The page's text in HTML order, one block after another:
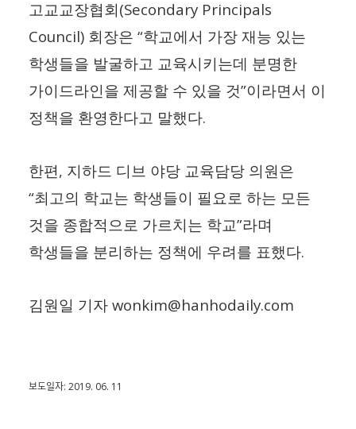
고교교장협회 (Secondary Principals
Council) 회장은 “학교에서 가장 재능 있는
학생들을 발굴하고 교육시키는데 분명한
가이드라인을 제공할 수 있을 것”이라면서 이
정책을 환영한다고 말했다.
한편 , 지하드 디브 야당 교육담당 의원은
“최고의 학교는 학생들이 필요로 하는 모든
것을 종합적으로 가르치는 학교”라며
학생들을 분리하는 정책에 우려를 표했다.
김원일 기자 wonkim@hanhodaily.com
보도일자: 2019. 06. 11